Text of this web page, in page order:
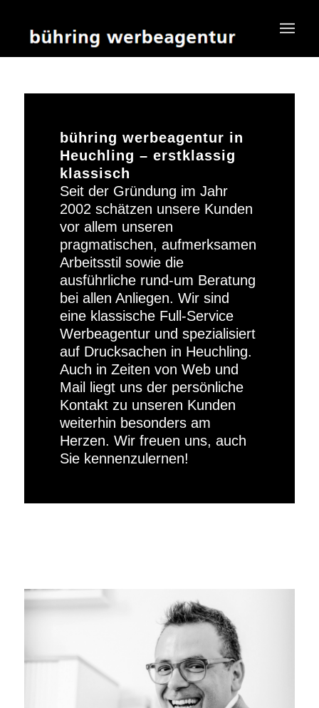
bühring werbeagentur in
Heuchling – erstklassig
klassisch
Seit der Gründung im Jahr
2002 schätzen unsere Kunden
vor allem unseren
pragmatischen, aufmerksamen
Arbeitsstil sowie die
ausführliche rund-um Beratung
bei allen Anliegen. Wir sind
eine klassische Full-Service
Werbeagentur und spezialisiert
auf Drucksachen in Heuchling.
Auch in Zeiten von Web und
Mail liegt uns der persönliche
Kontakt zu unseren Kunden
weiterhin besonders am
Herzen. Wir freuen uns, auch
Sie kennenzulernen!